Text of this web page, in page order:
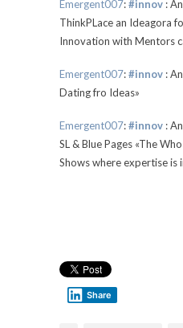
Emergent007:#innov :
ThinkPLace an Ideagora
Innovation with Mentors
Emergent007:#innov :
Dating fro Ideas»
Emergent007:#innov :
SL & Blue Pages «The
Shows where expertise is
Share